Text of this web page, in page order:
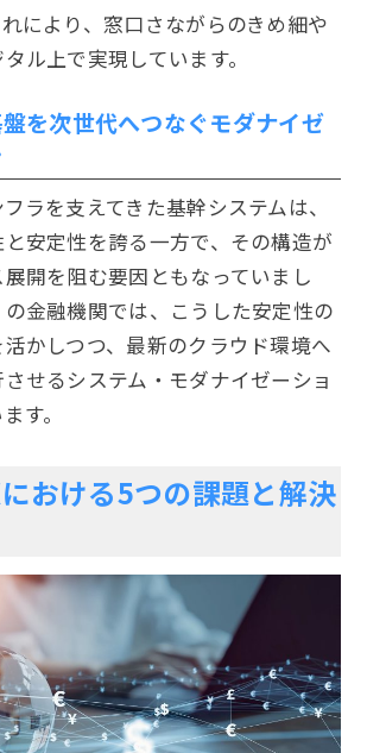
により、窓口さながらのきめ細や
ル上で実現しています。
を次世代へつなぐモダナイゼ
ラを支えてきた基幹システムは、
安定性を誇る一方で、その構造が
開を阻む要因ともなっていまし
金融機関では、こうした安定性の
かしつつ、最新のクラウド環境へ
せるシステム・モダナイゼーショ
す。
おける5つの課題と解決